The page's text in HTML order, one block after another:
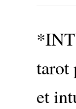
tarot
et